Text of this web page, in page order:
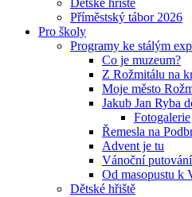
Dětské hřiště
Příměstský tábor 2026
Pro školy
Programy ke stálým
Co je muzeum?
Z Rožmitálu na
Moje město
Jakub Jan Ryba
Fotogalerie
Řemesla na
Advent je tu
Vánoční putování
Od masopustu k
Dětské hřiště